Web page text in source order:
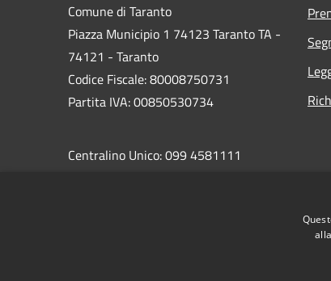
Comune di Taranto
Piazza Municipio 1 74123 Taranto TA -
74121 - Taranto
Codice Fiscale: 80008750731
Partita IVA: 00850530734
Centralino Unico: 099 4581111
protocollo.comunetaranto@pec.rupar.puglia.it